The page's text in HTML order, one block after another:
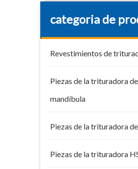
categoria de
Revestimientos de
Piezas de la trituradora de
mandíbula
Piezas de la trituradora
Piezas de la trituradora